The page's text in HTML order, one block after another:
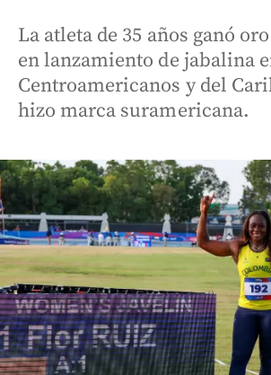
La atleta de 35 años ganó
en lanzamiento de jabalina
Centroamericanos y del
hizo marca suramericana.